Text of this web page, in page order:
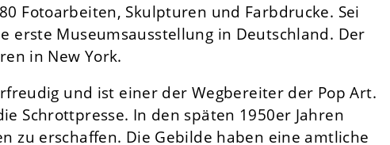
Fotoarbeiten, Skulpturen und Farbdrucke. Sei
erste Museumsausstellung in Deutschland. Der
in New York.
und ist einer der Wegbereiter der Pop Art.
Schrottpresse. In den späten 1950er Jahren
zu erschaffen. Die Gebilde haben eine amtliche